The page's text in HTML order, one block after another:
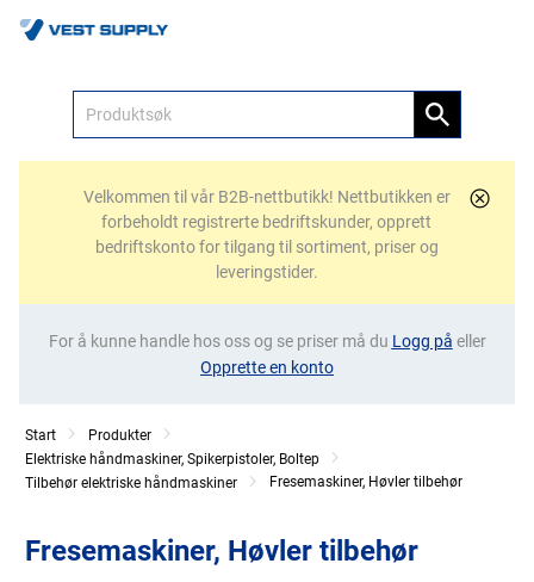
Velkommen til vår B2B-nettbutikk! Nettbutikken er
forbeholdt registrerte bedriftskunder, opprett
bedriftskonto for tilgang til sortiment, priser og
leveringstider.
For å kunne handle hos oss og se priser må du Logg på eller
Opprette en konto
Start
Produkter
Elektriske håndmaskiner, Spikerpistoler, Boltep
Tilbehør elektriske håndmaskiner
Fresemaskiner, Høvler tilbehør
Fresemaskiner, Høvler tilbehør